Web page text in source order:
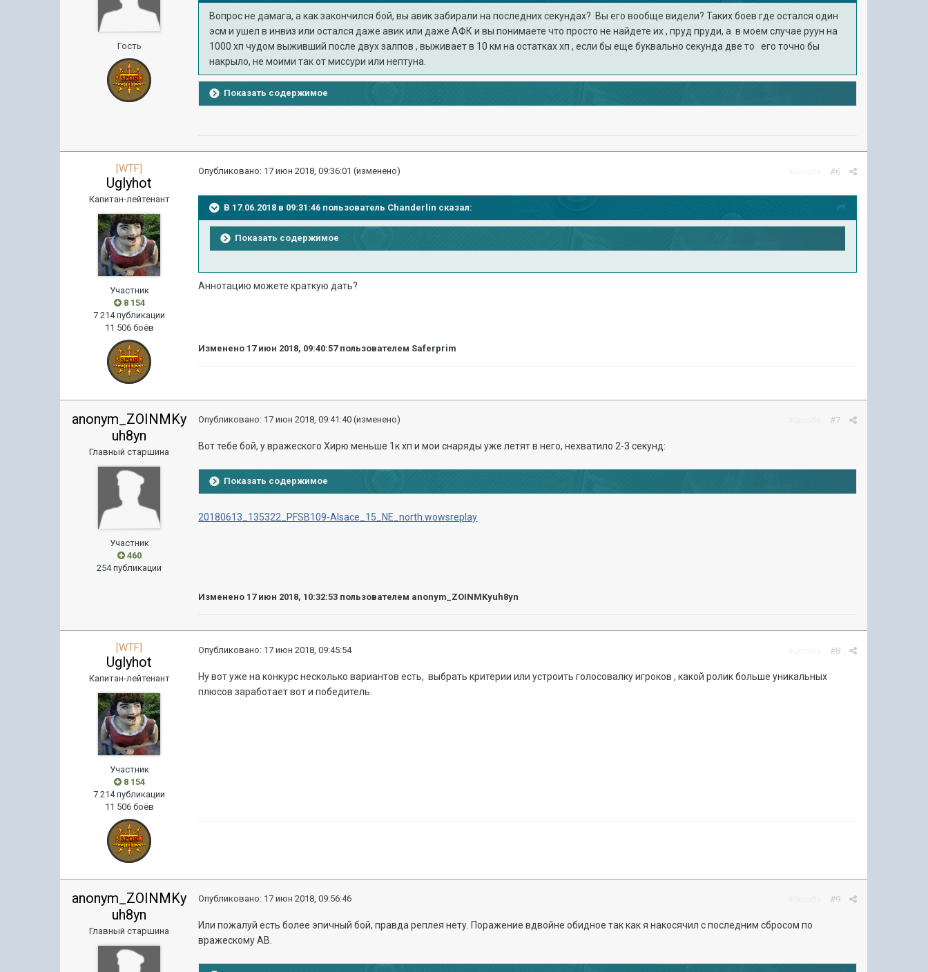
Гость
Вопрос не дамага, а как закончился бой, вы авик забирали на последних секундах? Вы его вообще видели? Таких боев где остался один
эсм и ушел в инвиз или остался даже авик или даже АФК и вы понимаете что просто не найдете их , пруд пруди, а в моем случае руун на
1000 хп чудом выживший после двух залпов , выживает в 10 км на остатках хп , если бы еще буквально секунда две то его точно бы
накрыло, не моими так от миссури или нептуна.
Показать содержимое
[WTF]
Uglyhot
Капитан-лейтенант
Участник
8 154
7 214 публикации
11 506 боёв
#6
Опубликовано: 17 июн 2018, 09:36:01 (изменено)
В 17.06.2018 в 09:31:46 пользователь Chanderlin сказал:
Показать содержимое
Аннотацию можете краткую дать?
Изменено 17 июн 2018, 09:40:57пользователем Saferprim
anonym_ZOINMKy
uh8yn
Главный старшина
Участник
460
254 публикации
#7
Опубликовано: 17 июн 2018, 09:41:40 (изменено)
Вот тебе бой, у вражеского Хирю меньше 1к хп и мои снаряды уже летят в него, нехватило 2-3 секунд:
Показать содержимое
20180613_135322_PFSB109-Alsace_15_NE_north.wowsreplay
Изменено 17 июн 2018, 10:32:53 пользователем anonym_ZOINMKyuh8yn
[WTF]
Uglyhot
Капитан-лейтенант
Участник
8 154
7 214 публикации
11 506 боёв
#8
Опубликовано: 17 июн 2018, 09:45:54
Ну вот уже на конкурс несколько вариантов есть, выбрать критерии или устроить голосовалку игроков , какой ролик больше уникальных
плюсов заработает вот и победитель.
anonym_ZOINMKy
uh8yn
Главный старшина
#9
Опубликовано: 17 июн 2018, 09:56:46
Или пожалуй есть более эпичный бой, правда реплея нету. Поражение вдвойне обидное так как я накосячил с последним сбросом по
вражескому АВ.